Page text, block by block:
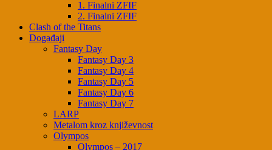
1. Finalni ZFIF
2. Finalni ZFIF
Clash of the Titans
Događaji
Fantasy Day
Fantasy Day 3
Fantasy Day 4
Fantasy Day 5
Fantasy Day 6
Fantasy Day 7
LARP
Metalom kroz književnost
Olympos
Olympos – 2017